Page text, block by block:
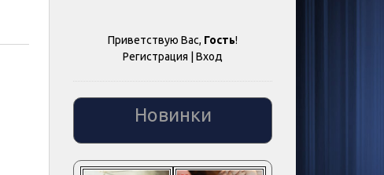
Приветствую Вас, Гость!
Регистрация |Вход
Новинки